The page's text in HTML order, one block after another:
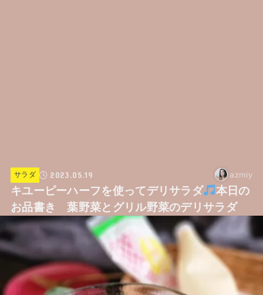
サラダ 2023.05.19 azmiy
キユーピーハーフを使ってデリサラダ
本日の
お品書き 葉野菜とグリル野菜のデリサラダ